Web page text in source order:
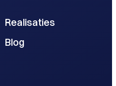
Realisaties
Blog